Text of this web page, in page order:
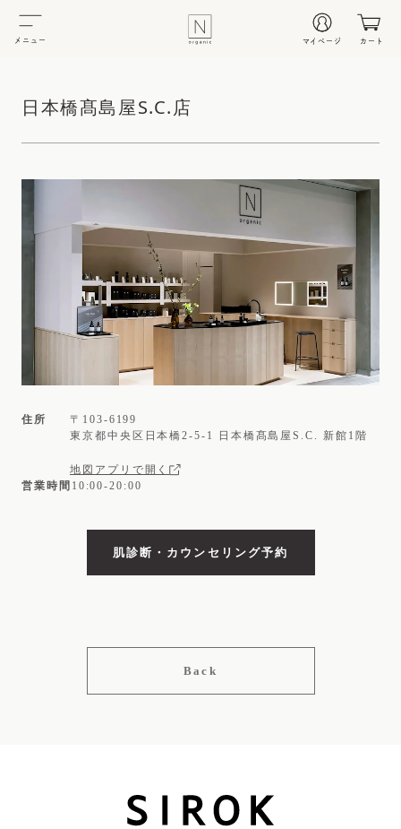
メニュー マイページ カート